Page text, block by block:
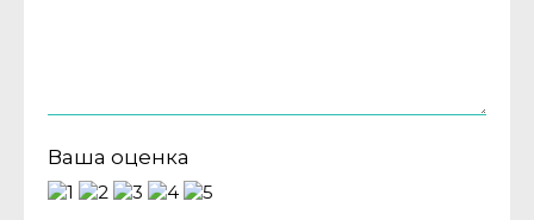
Ваша оценка